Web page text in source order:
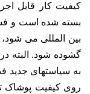
کیفیت کار قابل
بسته شده است و
بین المللی می شود،
گشوده شود. البته
به سیاستهای جدید
روی کیفیت پوشاک